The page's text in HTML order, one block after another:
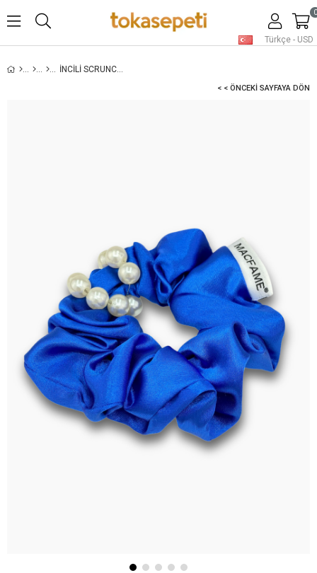
Türkçe - USD
0
İNCILI SCRUNCHIE LASTIK TOKA SAKS
< < ÖNCEKI SAYFAYA DÖN